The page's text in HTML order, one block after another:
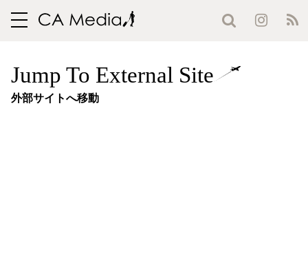
toggle
Jump To External Site
外部サイトへ移動